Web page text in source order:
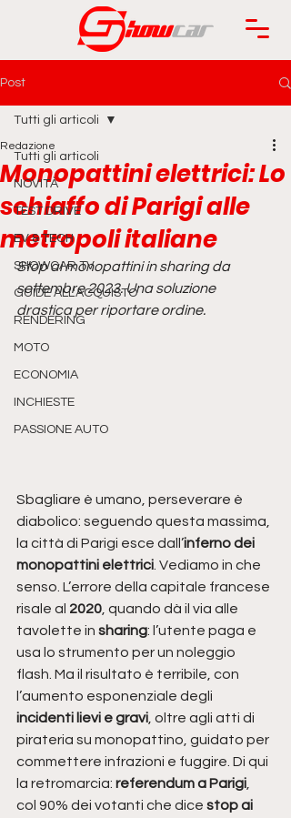
Post
Tutti gli articoli
NOVITÀ
TEST DRIVE
EV & TECH
SHOWCAR TV
GUIDE ALL'ACQUISTO
RENDERING
MOTO
ECONOMIA
INCHIESTE
PASSIONE AUTO
Tutti gli articoli
Monopattini elettrici: Lo
schiaffo di Parigi alle
metropoli italiane
Redazione
Stop ai monopattini in sharing da
settembre 2023. Una soluzione
drastica per riportare ordine.
Sbagliare è umano, perseverare è
diabolico: seguendo questa massima,
la città di Parigi esce dall’inferno dei
monopattini elettrici . Vediamo in che
senso. L’errore della capitale francese
risale al 2020 , quando dà il via alle
tavolette in sharing: l’utente paga e
usa lo strumento per un noleggio
flash. Ma il risultato è terribile, con
l’aumento esponenziale degli
incidenti lievi e gravi , oltre agli atti di
pirateria su monopattino, guidato per
commettere infrazioni e fuggire. Di qui
la retromarcia: referendum a Parigi
col 90% dei votanti che dice stop ai